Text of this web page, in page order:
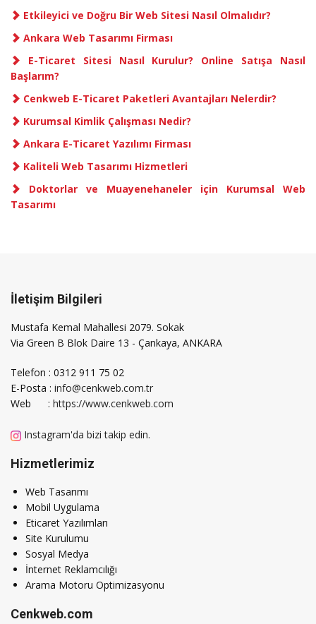
Etkileyici ve Doğru Bir Web Sitesi Nasıl Olmalıdır?
Ankara Web Tasarımı Firması
E-Ticaret Sitesi Nasıl Kurulur? Online Satışa Nasıl
Başlarım?
Cenkweb E-Ticaret Paketleri Avantajları Nelerdir?
Kurumsal Kimlik Çalışması Nedir?
Ankara E-Ticaret Yazılımı Firması
Kaliteli Web Tasarımı Hizmetleri
Doktorlar ve Muayenehaneler için Kurumsal Web
Tasarımı
İletişim Bilgileri
Mustafa Kemal Mahallesi 2079. Sokak
Via Green B Blok Daire 13 - Çankaya, ANKARA
Telefon : 0312 911 75 02
E-Posta : info@cenkweb.com.tr
Web : https://www.cenkweb.com
Instagram'da bizi takip edin.
Hizmetlerimiz
Web Tasarımı
Mobil Uygulama
Eticaret Yazılımları
Site Kurulumu
Sosyal Medya
İnternet Reklamcılığı
Arama Motoru Optimizasyonu
Cenkweb.com